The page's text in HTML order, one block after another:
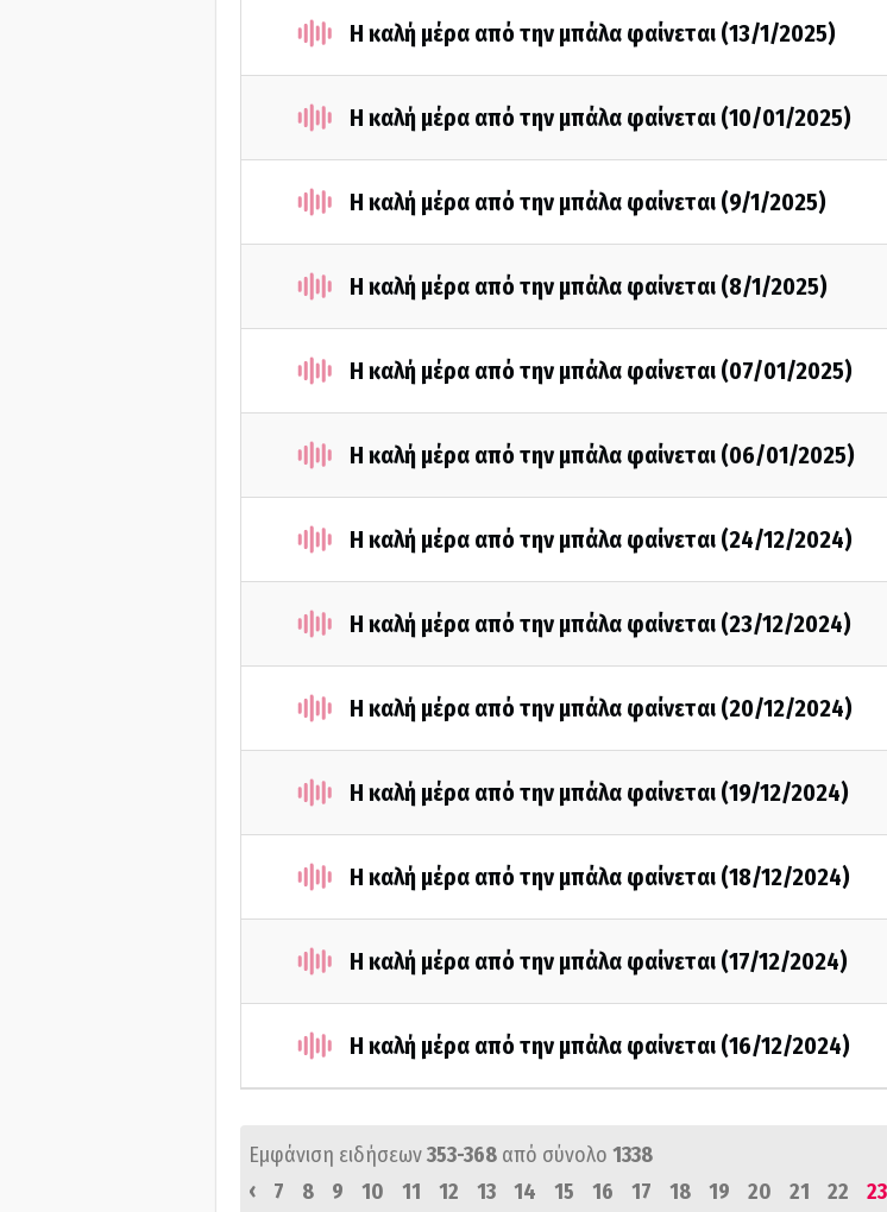
Η καλή μέρα από την μπάλα φαίνεται (13/1/2025)
Η καλή μέρα από την μπάλα φαίνεται (10/01/2025)
Η καλή μέρα από την μπάλα φαίνεται (9/1/2025)
Η καλή μέρα από την μπάλα φαίνεται (8/1/2025)
Η καλή μέρα από την μπάλα φαίνεται (07/01/2025)
Η καλή μέρα από την μπάλα φαίνεται (06/01/2025)
Η καλή μέρα από την μπάλα φαίνεται (24/12/2024)
Η καλή μέρα από την μπάλα φαίνεται (23/12/2024)
Η καλή μέρα από την μπάλα φαίνεται (20/12/2024)
Η καλή μέρα από την μπάλα φαίνεται (19/12/2024)
Η καλή μέρα από την μπάλα φαίνεται (18/12/2024)
Η καλή μέρα από την μπάλα φαίνεται (17/12/2024)
Η καλή μέρα από την μπάλα φαίνεται (16/12/2024)
Εμφάνιση ειδήσεων353-368 από σύνολο 1338
‹
7 8 9 10 11 12 13 14 15 16 17 18 19 20 21 22 23